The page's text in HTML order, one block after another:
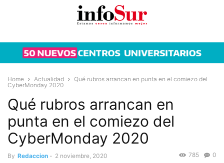
Home Actualidad
Qué rubros arrancan en punta en el comiezo del
CyberMonday 2020
Qué rubros arrancan en
punta en el comiezo del
CyberMonday 2020
By Redaccion - 2 noviembre, 2020 0
785